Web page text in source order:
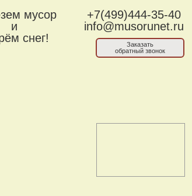
мусор
и
снег!
+7(499)444-35-40
info@musorunet.ru
Заказать
обратный звонок